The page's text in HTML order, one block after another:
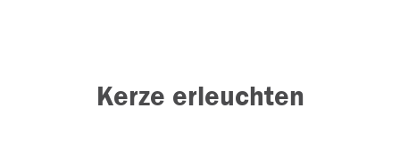
Kerze erleuchten